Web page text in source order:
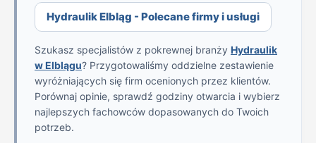
Hydraulik Elbląg - Polecane firmy i usługi
Szukasz specjalistów z pokrewnej branży Hydraulik
w Elblągu? Przygotowaliśmy oddzielne zestawienie
wyróżniających się firm ocenionych przez klientów.
Porównaj opinie, sprawdź godziny otwarcia i wybierz
najlepszych fachowców dopasowanych do Twoich
potrzeb.